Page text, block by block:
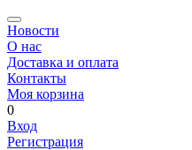
Новости
О нас
Доставка и оплата
Контакты
Моя корзина
0
Вход
Регистрация